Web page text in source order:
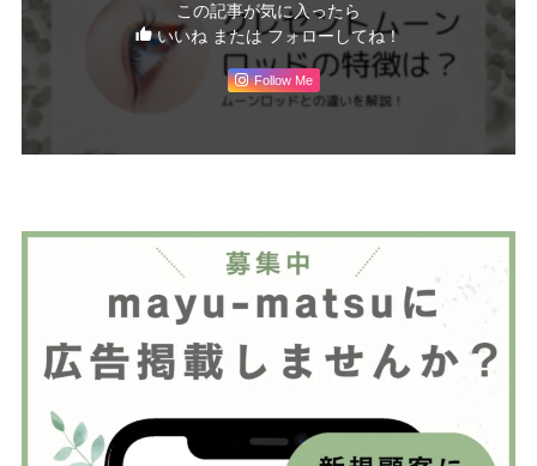
この記事が気に入ったら
いいね または フォローしてね！
Follow Me